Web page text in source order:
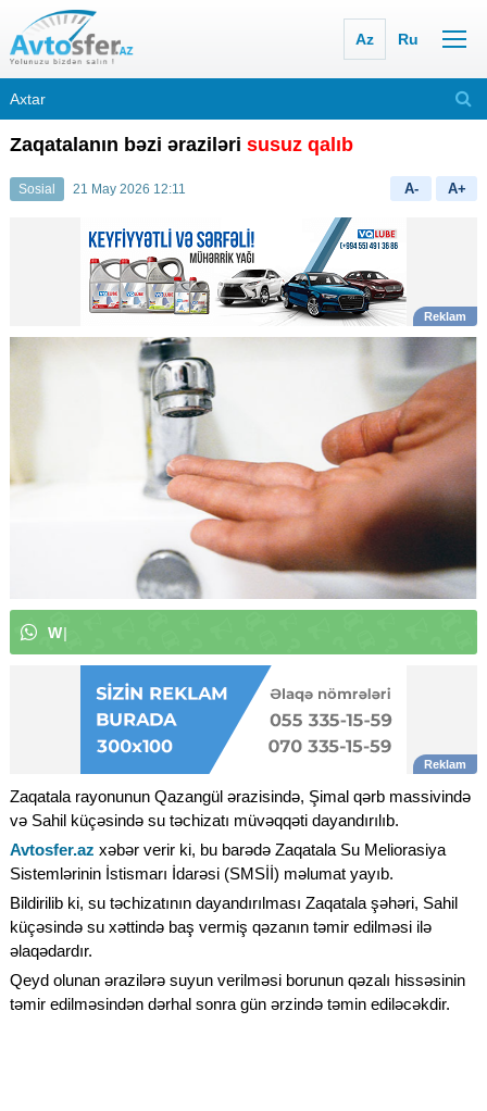
Az Ru
Zaqatalanın bəzi əraziləri susuz qalıb
Sosial 21 May 2026 12:11 A- A+
Wh
Zaqatala rayonunun Qazangül ərazisində, Şimal qərb massivində
və Sahil küçəsində su təchizatı müvəqqəti dayandırılıb.
Avtosfer.az xəbər verir ki, bu barədə Zaqatala Su Meliorasiya
Sistemlərinin İstismarı İdarəsi (SMSİİ) məlumat yayıb.
Bildirilib ki, su təchizatının dayandırılması Zaqatala şəhəri, Sahil
küçəsində su xəttində baş vermiş qəzanın təmir edilməsi ilə
əlaqədardır.
Qeyd olunan ərazilərə suyun verilməsi borunun qəzalı hissəsinin
təmir edilməsindən dərhal sonra gün ərzində təmin ediləcəkdir.